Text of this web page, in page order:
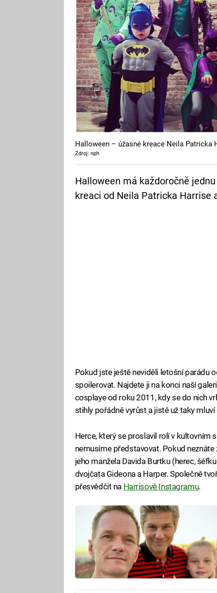
Halloween – úžasné kreace Neila Patricka
Zdroj: nph
Halloween má každoročně
kreaci od Neila Patricka Harrise
Pokud jste ještě neviděli letošní parádu
spoilerovat. Najdete ji na konci naší
cosplaye od roku 2011, kdy se do nich
stihly pořádně vyrůst a jistě už taky
Herce, který se proslavil rolí v kultovním
nemusíme představovat. Pokud
jeho manžela Davida Burtku (herec,
dvojčata Gideona a Harper. Společně
přesvědčit na Harrisově Instagramu.